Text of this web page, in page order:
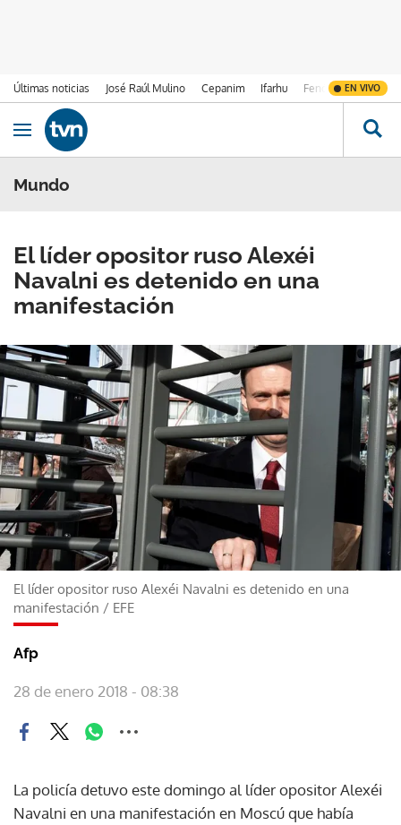
Últimas noticias José Raúl Mulino Cepanim Ifarhu Fenómeno de El
EN VIVO
Ir al contenido
Obrir navegació
Mundo
El líder opositor ruso Alexéi
Navalni es detenido en una
manifestación
El líder opositor ruso Alexéi Navalni es detenido en una
manifestación / EFE
Afp
28 de enero 2018 - 08:38
La policía detuvo este domingo al líder opositor Alexéi
Navalni en una manifestación en Moscú que había